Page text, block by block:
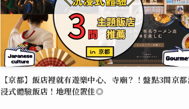
【京都】飯店裡就有遊樂中心、寺廟？！盤點3間京
浸式體驗飯店！地理位置佳◎